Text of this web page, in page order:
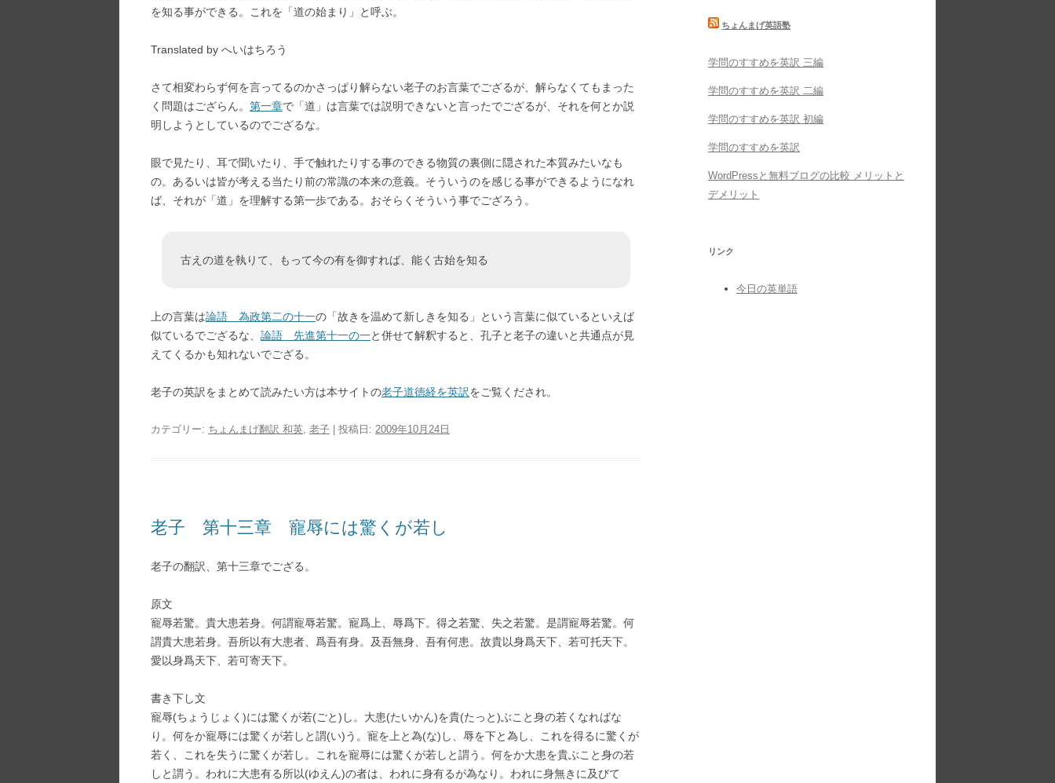
を知る事ができる。これを「道の始まり」と呼ぶ。
Translated by へいはちろう
さて相変わらず何を言ってるのかさっぱり解らない老子のお言葉でござるが、解らなくてもまった
く問題はござらん。 第一章で「道」は言葉では説明できないと言ったでござるが、それを何とか説
明しようとしているのでござるな。
眼で見たり、耳で聞いたり、手で触れたりする事のできる物質の裏側に隠された本質みたいなも
の。あるいは皆が考える当たり前の常識の本来の意義。そういうのを感じる事ができるようになれ
ば、それが「道」を理解する第一歩である。おそらくそういう事でござろう。
古えの道を執りて、もって今の有を御すれば、能く古始を知る
上の言葉は論語 為政第二の十一の「故きを温めて新しきを知る」という言葉に似ているといえば
似ているでござるな、 論語 先進第十一の一と併せて解釈すると、孔子と老子の違いと共通点が見
えてくるかも知れないでござる。
老子の英訳をまとめて読みたい方は本サイトの老子道徳経を英訳をご覧くだされ。
カテゴリー: ちょんまげ翻訳 和英, 老子 | 投稿日: 2009年10月24日
老子 第十三章 寵辱には驚くが若し
老子の翻訳、第十三章でござる。
原文
寵辱若驚。貴大患若身。何謂寵辱若驚。寵爲上、辱爲下。得之若驚、失之若驚。是謂寵辱若驚。何
謂貴大患若身。吾所以有大患者、爲吾有身。及吾無身、吾有何患。故貴以身爲天下、若可托天下。
愛以身爲天下、若可寄天下。
書き下し文
寵辱(ちょうじょく)には驚くが若(ごと)し。大患(たいかん)を貴(たっと)ぶこと身の若くなればな
り。何をか寵辱には驚くが若しと謂(い)う。寵を上と為(な)し、辱を下と為し、これを得るに驚くが
若く、これを失うに驚くが若し。これを寵辱には驚くが若しと謂う。何をか大患を貴ぶこと身の若
しと謂う。われに大患有る所以(ゆえん)の者は、われに身有るが為なり。われに身無きに及びて
ちょんまげ英語塾
学問のすすめを英訳 三編
学問のすすめを英訳 二編
学問のすすめを英訳 初編
学問のすすめを英訳
WordPressと無料ブログの比較 メリットと
デメリット
リンク
今日の英単語